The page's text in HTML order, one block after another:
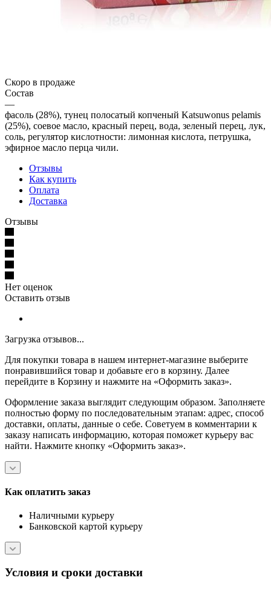
Скоро в продаже
Состав
—
фасоль (28%), тунец полосатый копченый Katsuwonus pelamis
(25%), соевое масло, красный перец, вода, зеленый перец, лук,
соль, регулятор кислотности: лимонная кислота, петрушка,
эфирное масло перца чили.
Отзывы
Как купить
Оплата
Доставка
Отзывы
Нет оценок
Оставить отзыв
Загрузка отзывов...
Для покупки товара в нашем интернет-магазине выберите
понравившийся товар и добавьте его в корзину. Далее
перейдите в Корзину и нажмите на «Оформить заказ».
Оформление заказа выглядит следующим образом. Заполняете
полностью форму по последовательным этапам: адрес, способ
доставки, оплаты, данные о себе. Советуем в комментарии к
заказу написать информацию, которая поможет курьеру вас
найти. Нажмите кнопку «Оформить заказ».
Как оплатить заказ
Наличными курьеру
Банковской картой курьеру
Условия и сроки доставки